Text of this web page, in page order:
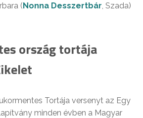
(Nonna Desszertbár, Szada)
ország tortája
Tortája versenyt az Egy
minden évben a Magyar